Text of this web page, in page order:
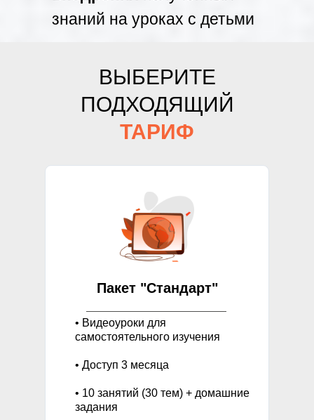
знаний на уроках с детьми
ВЫБЕРИТЕ
ПОДХОДЯЩИЙ
ТАРИФ
Пакет "Стандарт"
• Видеоуроки для
самостоятельного изучения
• Доступ 3 месяца
• 10 занятий (30 тем) + домашние
задания